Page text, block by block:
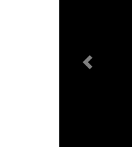
Previous